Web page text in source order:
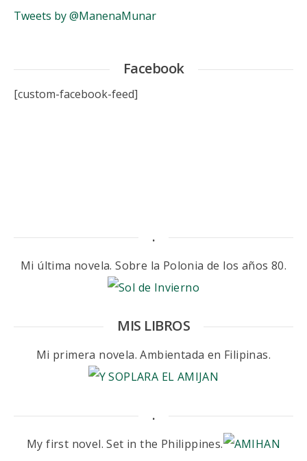
Tweets by @ManenaMunar
Facebook
[custom-facebook-feed]
.
Mi última novela. Sobre la Polonia de los años 80.
MIS LIBROS
Mi primera novela. Ambientada en Filipinas.
.
My first novel. Set in the Philippines.